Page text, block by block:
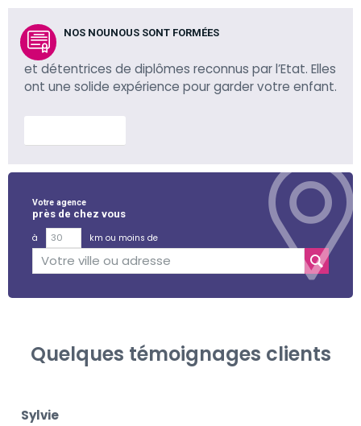
NOS NOUNOUS SONT FORMÉES
et détentrices de diplômes reconnus par l’Etat. Elles
ont une solide expérience pour garder votre enfant.
Votre agence
près de chez vous
à
km ou moins de
Quelques témoignages clients
Sylvie